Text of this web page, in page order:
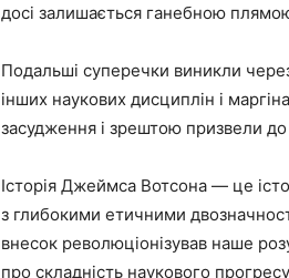
досі залишається ганебною
Подальші суперечки виникли
інших наукових дисциплін і
засудження і зрештою призвели
Історія Джеймса Вотсона — це
з глибокими етичними
внесок революціонізував наше
про складність наукового